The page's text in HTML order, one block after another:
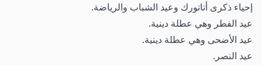
إحياء ذكرى أتاتورك وعيد الشباب والرياضة.
عيد الفطر وهي عطلة دينية.
عيد الأضحى وهي عطلة دينية.
عيد النصر.